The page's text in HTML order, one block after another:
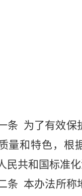
条 为了有效保
量和特色， 根
民共和国标准
条 本办法所称